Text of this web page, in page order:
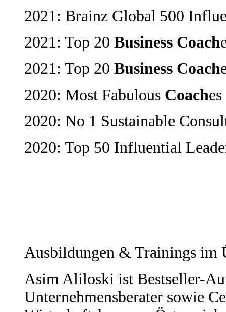
2021: Brainz Global 500
2021: Top 20 Business Coach
2021: Top 20 Business Coach
2020: Most Fabulous Coach
2020: No 1 Sustainable
2020: Top 50 Influential
Ausbildungen & Trainings
Asim Aliloski ist Bestseller-
Unternehmensberater sowie